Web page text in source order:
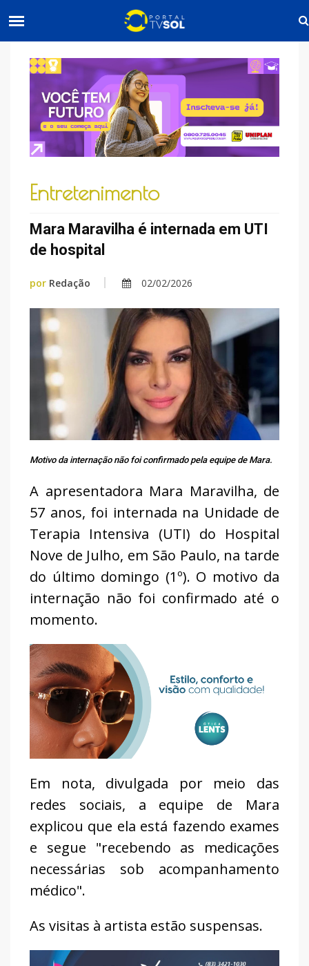
Entretenimento
Mara Maravilha é internada em UTI
de hospital
por Redação 02/02/2026
Motivo da internação não foi confirmado pela equipe de Mara.
A apresentadora Mara Maravilha, de
57 anos, foi internada na Unidade de
Terapia Intensiva (UTI) do Hospital
Nove de Julho, em São Paulo, na tarde
do último domingo (1º). O motivo da
internação não foi confirmado até o
momento.
Em nota, divulgada por meio das
redes sociais, a equipe de Mara
explicou que ela está fazendo exames
e segue "recebendo as medicações
necessárias sob acompanhamento
médico".
As visitas à artista estão suspensas.